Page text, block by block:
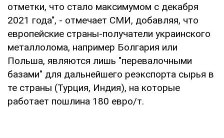
отметки, что стало максимумом с декабря
2021 года", - отмечает СМИ, добавляя, что
европейские страны-получатели украинского
металлолома, например Болгария или
Польша, являются лишь "перевалочными
базами" для дальнейшего реэкспорта сырья в
те страны (Турция, Индия), на которые
работает пошлина 180 евро/т.